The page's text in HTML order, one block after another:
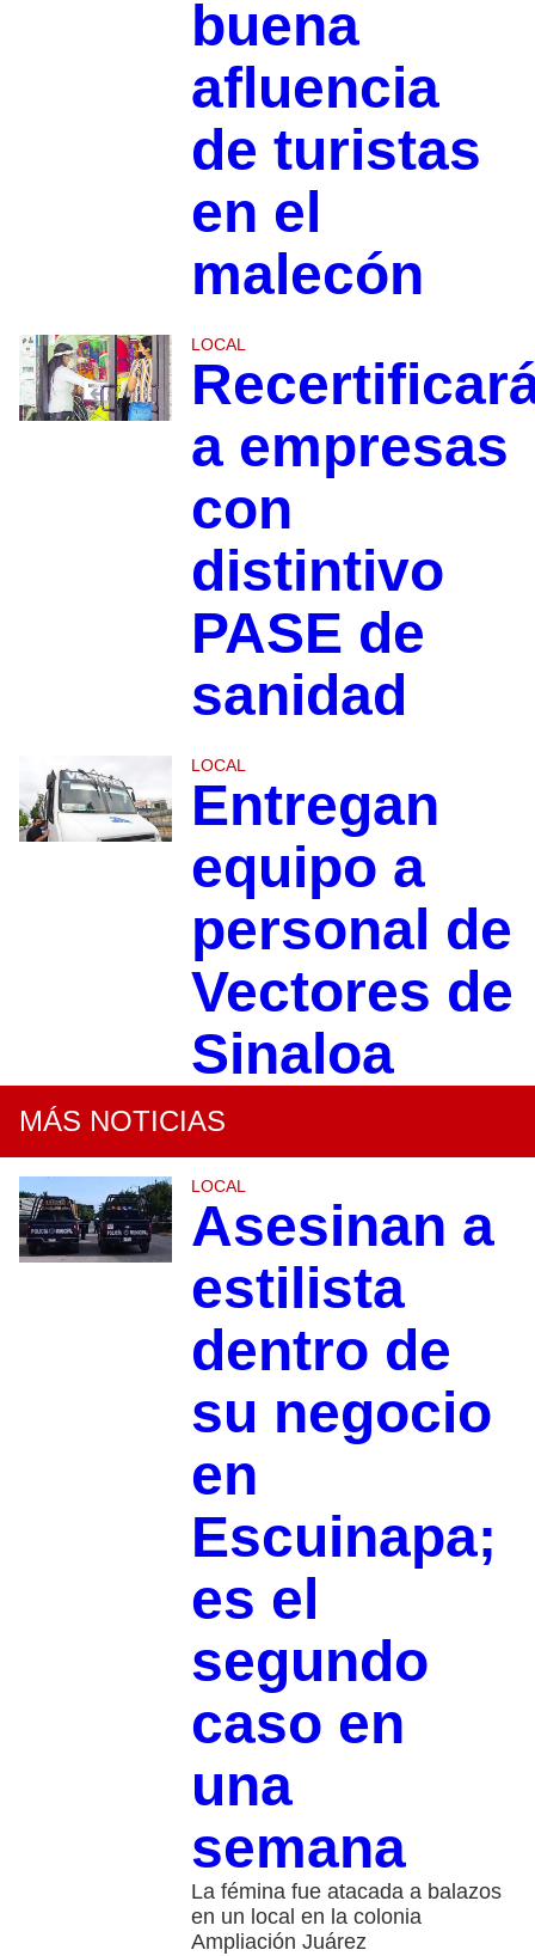
buena
afluencia
de turistas
en el
malecón
LOCAL
a empresas
con
distintivo
PASE de
sanidad
LOCAL
Entregan
equipo a
personal de
Vectores de
Sinaloa
MÁS NOTICIAS
LOCAL
Asesinan a
estilista
dentro de
su negocio
en
Escuinapa;
es el
segundo
caso en
una
semana
La fémina fue atacada a balazos
en un local en la colonia
Ampliación Juárez